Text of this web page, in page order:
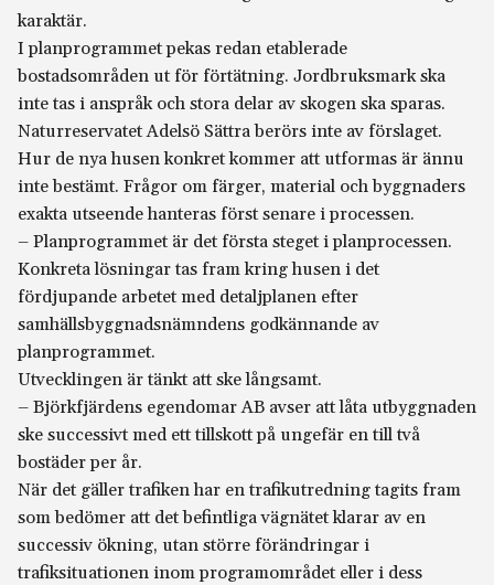
karaktär.
I planprogrammet pekas redan etablerade
bostadsområden ut för förtätning. Jordbruksmark ska
inte tas i anspråk och stora delar av skogen ska sparas.
Naturreservatet Adelsö Sättra berörs inte av förslaget.
Hur de nya husen konkret kommer att utformas är ännu
inte bestämt. Frågor om färger, material och byggnaders
exakta utseende hanteras först senare i processen.
– Planprogrammet är det första steget i planprocessen.
Konkreta lösningar tas fram kring husen i det
fördjupande arbetet med detaljplanen efter
samhällsbyggnadsnämndens godkännande av
planprogrammet.
Utvecklingen är tänkt att ske långsamt.
– Björkfjärdens egendomar AB avser att låta utbyggnaden
ske successivt med ett tillskott på ungefär en till två
bostäder per år.
När det gäller trafiken har en trafikutredning tagits fram
som bedömer att det befintliga vägnätet klarar av en
successiv ökning, utan större förändringar i
trafiksituationen inom programområdet eller i dess